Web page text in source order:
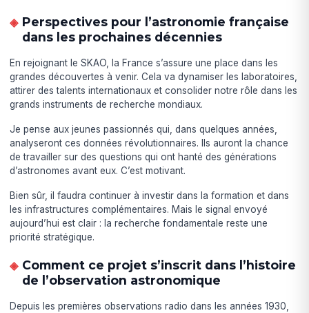
Perspectives pour l’astronomie française
dans les prochaines décennies
En rejoignant le SKAO, la France s’assure une place dans les
grandes découvertes à venir. Cela va dynamiser les laboratoires,
attirer des talents internationaux et consolider notre rôle dans les
grands instruments de recherche mondiaux.
Je pense aux jeunes passionnés qui, dans quelques années,
analyseront ces données révolutionnaires. Ils auront la chance
de travailler sur des questions qui ont hanté des générations
d’astronomes avant eux. C’est motivant.
Bien sûr, il faudra continuer à investir dans la formation et dans
les infrastructures complémentaires. Mais le signal envoyé
aujourd’hui est clair : la recherche fondamentale reste une
priorité stratégique.
Comment ce projet s’inscrit dans l’histoire
de l’observation astronomique
Depuis les premières observations radio dans les années 1930,